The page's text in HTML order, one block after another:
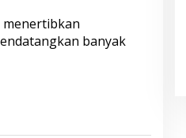
menertibkan
banyak